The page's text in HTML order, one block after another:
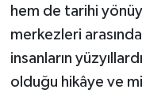
hem de tarihi
merkezleri
insanların
olduğu hikâye ve